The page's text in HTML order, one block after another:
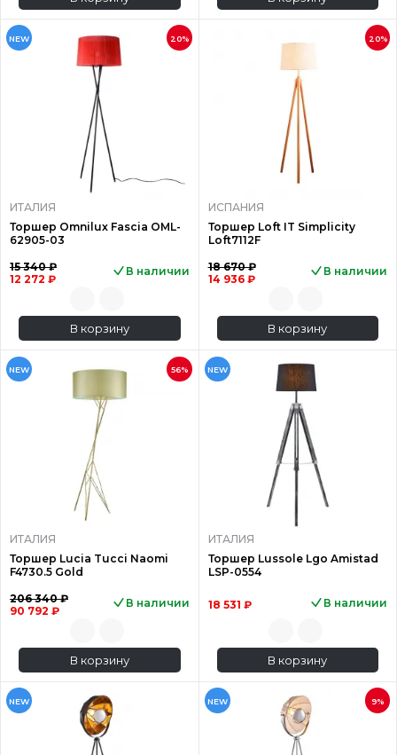
NEW 20%
ИТАЛИЯ
Торшер Omnilux Fascia OML-
62905-03
15 340 ₽
12 272 ₽
В наличии
В корзину
20%
ИСПАНИЯ
Торшер Loft IT Simplicity
Loft7112F
18 670 ₽
14 936 ₽
В наличии
В корзину
NEW 56%
ИТАЛИЯ
Торшер Lucia Tucci Naomi
F4730.5 Gold
206 340 ₽
90 792 ₽
В наличии
В корзину
NEW
ИТАЛИЯ
Торшер Lussole Lgo Amistad
LSP-0554
18 531 ₽ В наличии
В корзину
NEW NEW 9%